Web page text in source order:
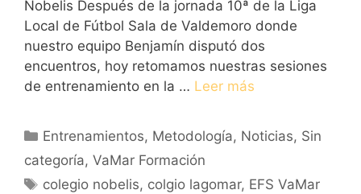
Nobelis Después de la jornada 10ª de la Liga
Local de Fútbol Sala de Valdemoro donde
nuestro equipo Benjamín disputó dos
encuentros, hoy retomamos nuestras sesiones
de entrenamiento en la … Leer más
Categorías
Entrenamientos, Metodología, Noticias, Sin
categoría, VaMar Formación
Etiquetas
colegio nobelis, colgio lagomar, EFS VaMar